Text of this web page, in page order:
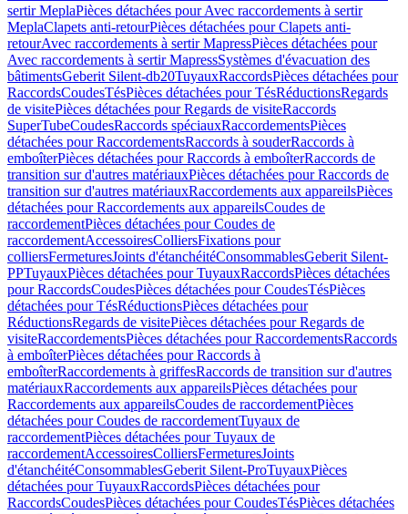
sertir MeplaPièces détachées pour Avec raccordements à sertir
MeplaClapets anti-retourPièces détachées pour Clapets anti-
retourAvec raccordements à sertir MapressPièces détachées pour
Avec raccordements à sertir MapressSystèmes d'évacuation des
bâtimentsGeberit Silent-db20TuyauxRaccordsPièces détachées pour
RaccordsCoudesTésPièces détachées pour TésRéductionsRegards
de visitePièces détachées pour Regards de visiteRaccords
SuperTubeCoudesRaccords spéciauxRaccordementsPièces
détachées pour RaccordementsRaccords à souderRaccords à
emboîterPièces détachées pour Raccords à emboîterRaccords de
transition sur d'autres matériauxPièces détachées pour Raccords de
transition sur d'autres matériauxRaccordements aux appareilsPièces
détachées pour Raccordements aux appareilsCoudes de
raccordementPièces détachées pour Coudes de
raccordementAccessoiresColliersFixations pour
colliersFermeturesJoints d'étanchéitéConsommablesGeberit Silent-
PPTuyauxPièces détachées pour TuyauxRaccordsPièces détachées
pour RaccordsCoudesPièces détachées pour CoudesTésPièces
détachées pour TésRéductionsPièces détachées pour
RéductionsRegards de visitePièces détachées pour Regards de
visiteRaccordementsPièces détachées pour RaccordementsRaccords
à emboîterPièces détachées pour Raccords à
emboîterRaccordements à griffesRaccords de transition sur d'autres
matériauxRaccordements aux appareilsPièces détachées pour
Raccordements aux appareilsCoudes de raccordementPièces
détachées pour Coudes de raccordementTuyaux de
raccordementPièces détachées pour Tuyaux de
raccordementAccessoiresColliersFermeturesJoints
d'étanchéitéConsommablesGeberit Silent-ProTuyauxPièces
détachées pour TuyauxRaccordsPièces détachées pour
RaccordsCoudesPièces détachées pour CoudesTésPièces détachées